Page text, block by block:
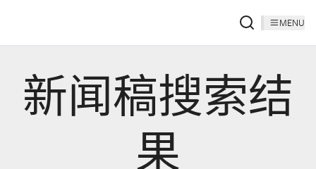
MENU
新闻稿搜索结
果